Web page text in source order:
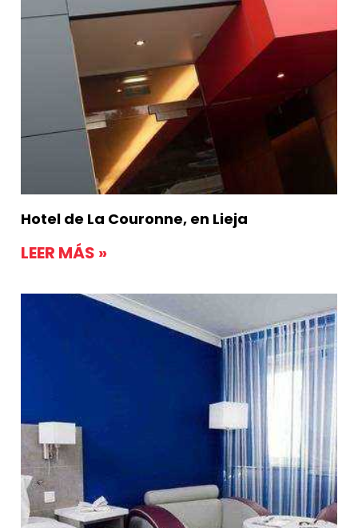
Hotel de La Couronne, en Lieja
LEER MÁS »